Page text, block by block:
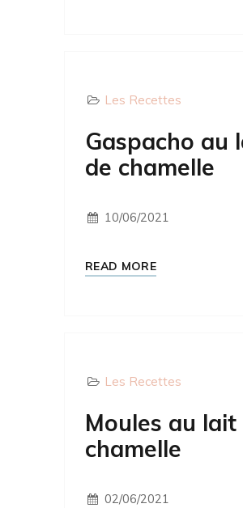
Les Recettes
Gaspacho au
de chamelle
10/06/2021
READ MORE
Les Recettes
Moules au lait
chamelle
02/06/2021